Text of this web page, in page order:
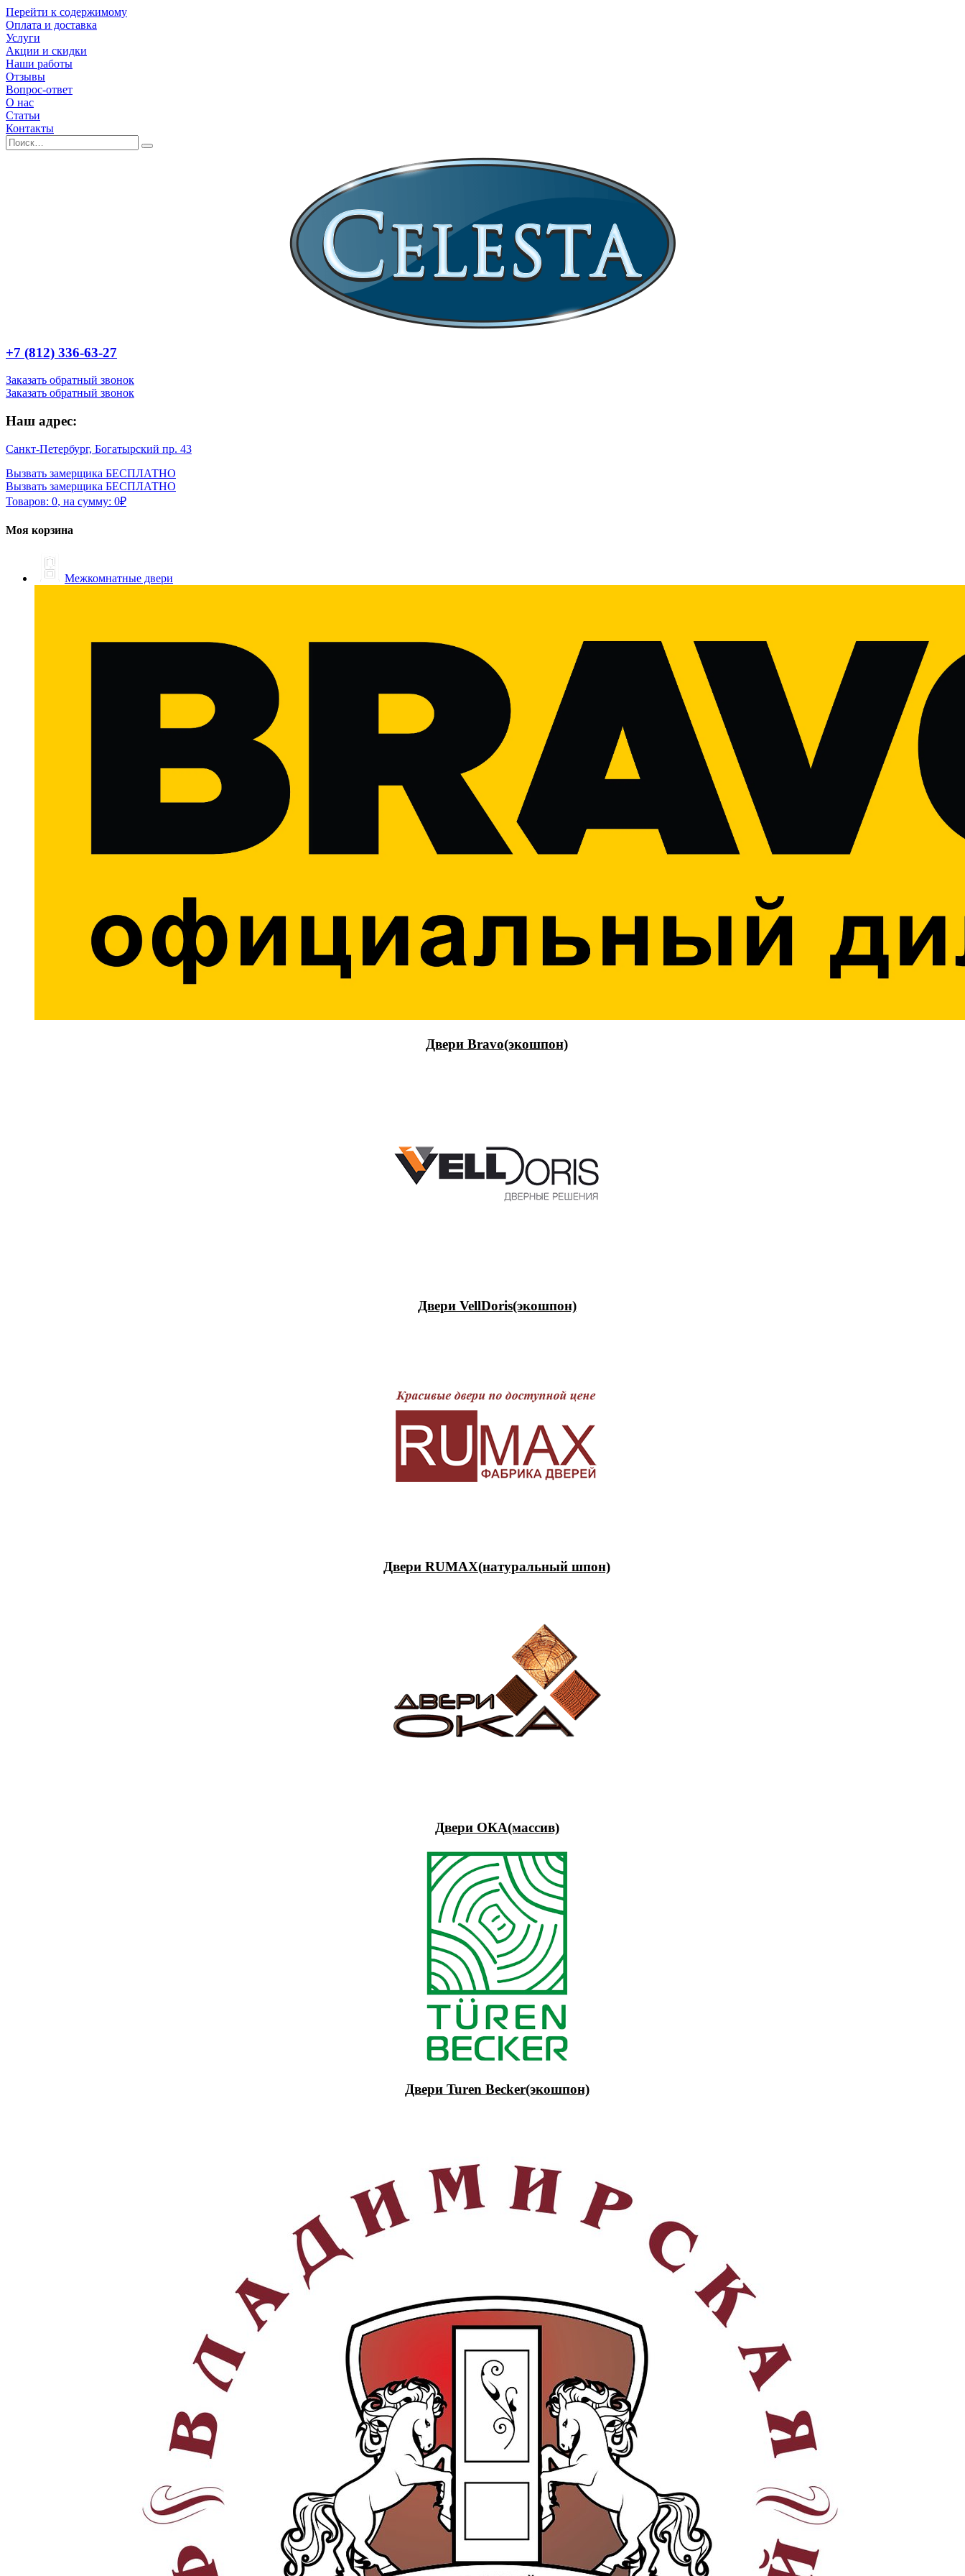
Перейти к содержимому
Оплата и доставка
Услуги
Акции и скидки
Наши работы
Отзывы
Вопрос-ответ
О нас
Статьи
Контакты
+7 (812) 336-63-27
Заказать обратный звонок
Заказать обратный звонок
Наш адрес:
Санкт-Петербург, Богатырский пр. 43
Вызвать замерщика БЕСПЛАТНО
Вызвать замерщика БЕСПЛАТНО
Товаров: 0, на сумму: 0₽
Моя корзина
Межкомнатные двери
Двери Bravo(экошпон)
Двери VellDoris(экошпон)
Двери RUMAX(натуральный шпон)
Двери ОКА(массив)
Двери Turen Becker(экошпон)